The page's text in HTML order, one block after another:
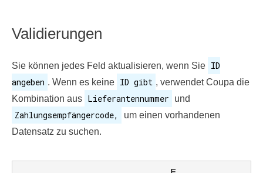
Validierungen
Sie können jedes Feld aktualisieren, wenn Sie ID
angeben . Wenn es keine ID gibt , verwendet Coupa die
Kombination aus Lieferantennummer und
Zahlungsempfängercode,
um einen vorhandenen
Datensatz zu suchen.